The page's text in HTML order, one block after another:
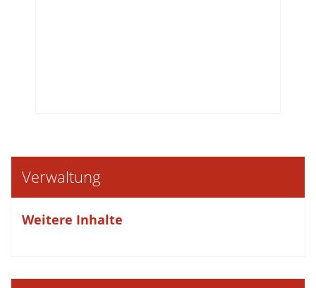
Verwaltung
Weitere Inhalte